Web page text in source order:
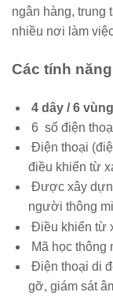
ngân hàng, trung
nhiều nơi làm
Các tính
4 dây / 6
6 số điện
Điện thoại
điều khiển từ
Được xây
người thông
Điều khiển từ
Mã học thông
Điện thoại di
gỡ, giám sát